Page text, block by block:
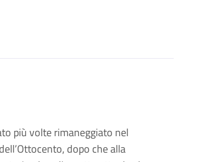
più volte rimaneggiato nel
dopo che alla